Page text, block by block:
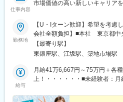
■豊富なキャリアパス
ネジメント・人材育成など多様
内でキャリアチェンジして活躍
変更の範囲：会社の定める業務
ごとにプログラムを展開し、会
■家族も安心な手厚い福利厚生
社員がワークライフバランスを
できる制度があります。社員と
ライベートも充実して活躍でき
特に転勤を伴うことのあるMR職
ラスの借り上げ社宅制度や単身
仕事内容
市場価値の高い新しいキャリアを
勤務地
【U・Iターン歓迎】希望を考慮
会社全額負担】■本社 東京都中
ア9F■勤務エリア：（1）北海道
田・岩手・山形・宮城・福島（3
海：愛知・岐阜・三重・静岡（6
近畿：大阪・京都・滋賀・奈良
（10）九州：福岡・大分・宮崎
【最寄り駅】
東銀座駅、江坂駅、築地市場駅
給与
月給41万6,667円～75万円＋各
上！・・・・・・■未経験者：
過分は別途全額支給いたします